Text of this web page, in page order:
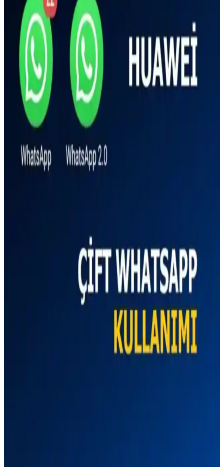
Çift Hatlı Akıllı Telefonlar: Çoklu Hat Kullanımının
Güncel Trendleri ve Avantajları
Çift hatlı akıllı telefonlar, iki SIM kart veya eSIM teknolojisi ile
kullanıcılara esneklik ve maliyet avantajı sunar. Seyahat ve iş
yaşamında tercih edilen bu cihazlar, iletişimi kolaylaştırır.
Samsung A33 Modeli Çift Hat Desteği Sunuyor mu
Detaylı İnceleme
Samsung A33 modelinin çift hat desteği olup olmadığı konusunda
kesin bilgi bulunmamaktadır. Kullanıcılar, resmi kaynaklardan ve
teknik özelliklerden doğrulama yapmalıdır.
Çift Hatlı Telefonlar: Çoklu SIM Özelliği ve Güncel
Modeller Hakkında Bilgi
Çift hatlı telefonlar, iki SIM kart kullanımıyla iletişimde esneklik ve
Samsung B310 E, çift hat desteği ve uzun pil ömrüyle günlük
iletişim ihtiyaçlarını karşılayan dayanıklı ve şık tuşlu telefon.
Güvenilirlik ve pratiklik arayanlar için ideal.
Çift Hatlı Telefonlarda İki WhatsApp Kullanımı:
Yöntemler ve Güvenlik İpuçları
Çift hatlı telefonlarda iki WhatsApp hesabı kullanmak mümkün.
Resmi ve üçüncü taraf çözümlerle nasıl yapıldığını ve güvenlik
Çift Hatlı Telefonlarda WhatsApp Kullanımı: Pratik